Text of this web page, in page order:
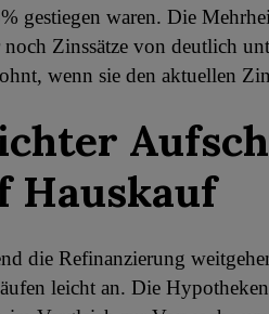
gestiegen waren. Die
noch Zinssätze von deutlich
wenn sie den aktuellen
Hauskauf
die Refinanzierung
leicht an. Die